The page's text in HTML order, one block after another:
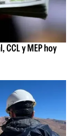
CCL y MEP hoy